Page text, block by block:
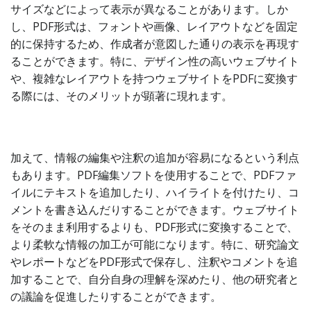
サイズなどによって表示が異なることがあります。しか
し、PDF形式は、フォントや画像、レイアウトなどを固定
的に保持するため、作成者が意図した通りの表示を再現す
ることができます。特に、デザイン性の高いウェブサイト
や、複雑なレイアウトを持つウェブサイトをPDFに変換す
る際には、そのメリットが顕著に現れます。
加えて、情報の編集や注釈の追加が容易になるという利点
もあります。PDF編集ソフトを使用することで、PDFファ
イルにテキストを追加したり、ハイライトを付けたり、コ
メントを書き込んだりすることができます。ウェブサイト
をそのまま利用するよりも、PDF形式に変換することで、
より柔軟な情報の加工が可能になります。特に、研究論文
やレポートなどをPDF形式で保存し、注釈やコメントを追
加することで、自分自身の理解を深めたり、他の研究者と
の議論を促進したりすることができます。